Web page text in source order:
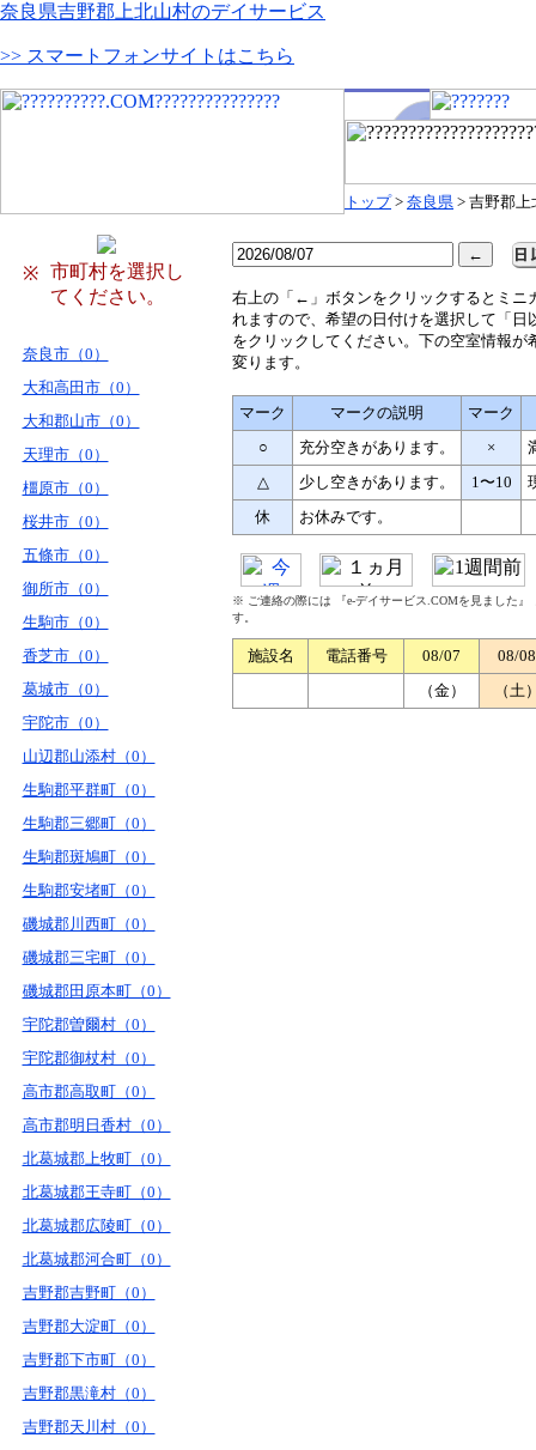
奈良県吉野郡上北山村のデイサービス
>> スマートフォンサイトはこちら
トップ> 奈良県 > 吉野郡上
※
市町村を選択し
てください。
奈良市（0）
大和高田市（0）
大和郡山市（0）
天理市（0）
橿原市（0）
桜井市（0）
五條市（0）
御所市（0）
生駒市（0）
香芝市（0）
葛城市（0）
宇陀市（0）
山辺郡山添村（0）
生駒郡平群町（0）
生駒郡三郷町（0）
生駒郡斑鳩町（0）
生駒郡安堵町（0）
磯城郡川西町（0）
磯城郡三宅町（0）
磯城郡田原本町（0）
宇陀郡曽爾村（0）
宇陀郡御杖村（0）
高市郡高取町（0）
高市郡明日香村（0）
北葛城郡上牧町（0）
北葛城郡王寺町（0）
北葛城郡広陵町（0）
北葛城郡河合町（0）
吉野郡吉野町（0）
吉野郡大淀町（0）
吉野郡下市町（0）
吉野郡黒滝村（0）
吉野郡天川村（0）
右上の「←」ボタンをクリックするとミニ
れますので、希望の日付けを選択して「日
をクリックしてください。下の空室情報が
変ります。
マーク マークの説明
マーク
○
充分空きがあります。 ×
△
少し空きがあります。 1〜10
休
お休みです。
※ ご連絡の際には 『e-デイサービス.COMを見ました
す。
施設名 電話番号 08/07
08/08
（金）
（土